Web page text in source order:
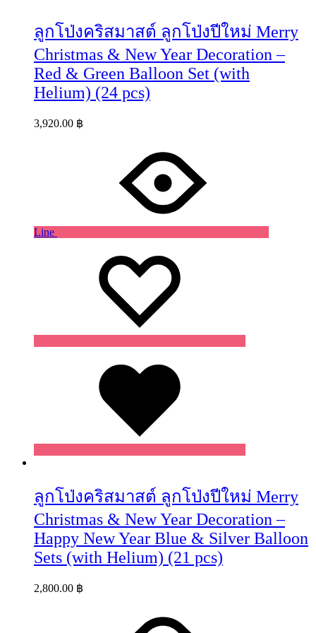
ลูกโป่งคริสมาสต์ ลูกโป่งปีใหม่ Merry
Christmas & New Year Decoration –
Red & Green Balloon Set (with
Helium) (24 pcs)
3,920.00 ฿
Line
ลูกโป่งคริสมาสต์ ลูกโป่งปีใหม่ Merry
Christmas & New Year Decoration –
Happy New Year Blue & Silver Balloon
Sets (with Helium) (21 pcs)
2,800.00 ฿